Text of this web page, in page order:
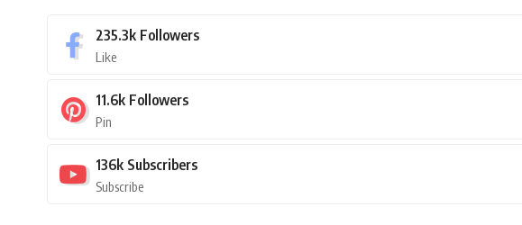
235.3k Followers
Like
11.6k Followers
Pin
136k Subscribers
Subscribe